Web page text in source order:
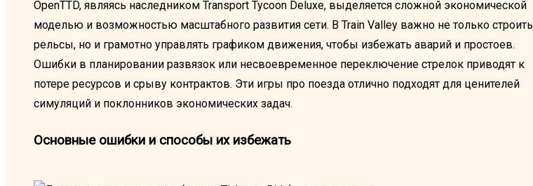
OpenTTD, являясь наследником Transport Tycoon Deluxe, выделяется сложной экономической
моделью и возможностью масштабного развития сети. В Train Valley важно не только строить
рельсы, но и грамотно управлять графиком движения, чтобы избежать аварий и простоев.
Ошибки в планировании развязок или несвоевременное переключение стрелок приводят к
потере ресурсов и срыву контрактов. Эти игры про поезда отлично подходят для ценителей
симуляций и поклонников экономических задач.
Основные ошибки и способы их избежать